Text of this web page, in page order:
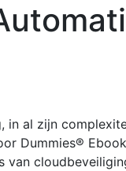
al zijn
Dummies®